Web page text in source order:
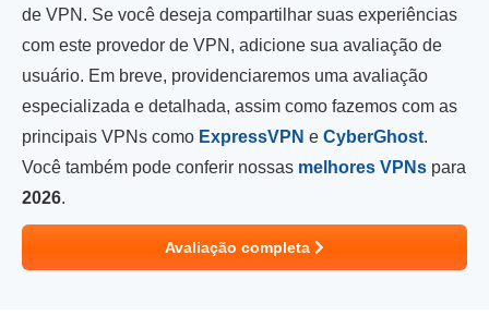
de VPN. Se você deseja compartilhar suas experiências
com este provedor de VPN, adicione sua avaliação de
usuário. Em breve, providenciaremos uma avaliação
especializada e detalhada, assim como fazemos com as
principais VPNs como ExpressVPN e CyberGhost.
Você também pode conferir nossas melhores VPNs para
2026.
Avaliação completa